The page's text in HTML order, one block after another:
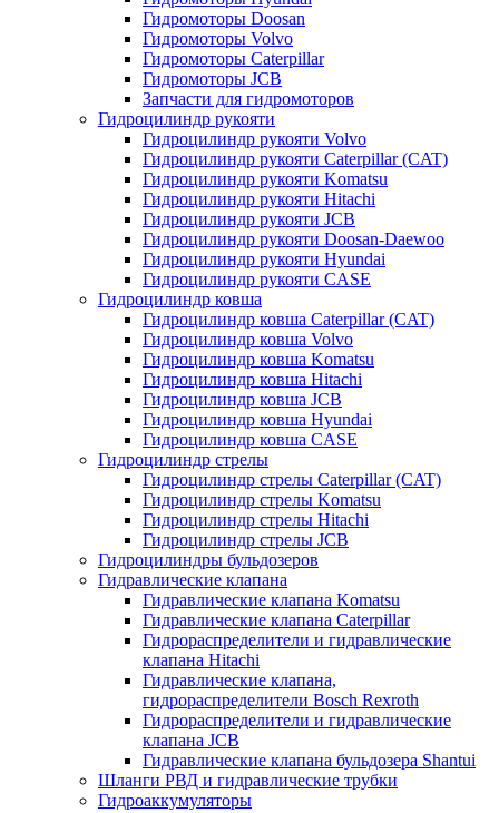
Гидромоторы Doosan
Гидромоторы Volvo
Гидромоторы Caterpillar
Гидромоторы JCB
Запчасти для гидромоторов
Гидроцилиндр рукояти
Гидроцилиндр рукояти Volvo
Гидроцилиндр рукояти Caterpillar (CAT)
Гидроцилиндр рукояти Komatsu
Гидроцилиндр рукояти Hitachi
Гидроцилиндр рукояти JCB
Гидроцилиндр рукояти Doosan-Daewoo
Гидроцилиндр рукояти Hyundai
Гидроцилиндр рукояти CASE
Гидроцилиндр ковша
Гидроцилиндр ковша Caterpillar (CAT)
Гидроцилиндр ковша Volvo
Гидроцилиндр ковша Komatsu
Гидроцилиндр ковша Hitachi
Гидроцилиндр ковша JCB
Гидроцилиндр ковша Hyundai
Гидроцилиндр ковша CASE
Гидроцилиндр стрелы
Гидроцилиндр стрелы Caterpillar (CAT)
Гидроцилиндр стрелы Komatsu
Гидроцилиндр стрелы Hitachi
Гидроцилиндр стрелы JCB
Гидроцилиндры бульдозеров
Гидравлические клапана
Гидравлические клапана Komatsu
Гидравлические клапана Caterpillar
Гидрораспределители и гидравлические
клапана Hitachi
Гидравлические клапана,
гидрораспределители Bosch Rexroth
Гидрораспределители и гидравлические
клапана JCB
Гидравлические клапана бульдозера Shantui
Шланги РВД и гидравлические трубки
Гидроаккумуляторы